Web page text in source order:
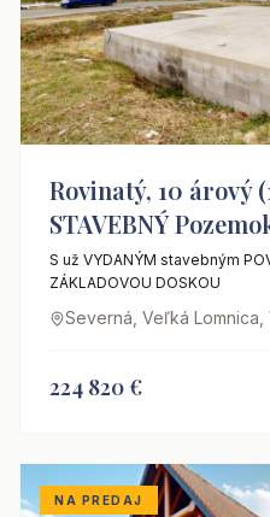
Rovinatý, 10 árový
STAVEBNÝ
S už VYDANÝM stavebným
ZÁKLADOVOU DOSKOU
Severná, Veľká Lomnica,
224 820 €
NA PREDAJ